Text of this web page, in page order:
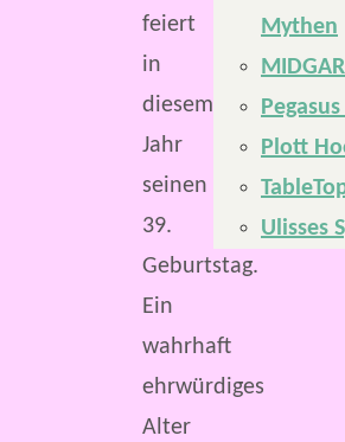
feiert
in
diesem
Jahr
seinen
39.
Geburtstag.
Ein
wahrhaft
ehrwürdiges
Alter
Mythen
Plott
Ulisses